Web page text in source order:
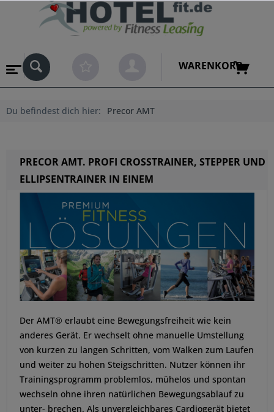
WARENKORB
Du befindest dich hier: Precor AMT
PRECOR AMT. PROFI CROSSTRAINER, STEPPER UND
ELLIPSENTRAINER IN EINEM
Der AMT® erlaubt eine Bewegungsfreiheit wie kein
anderes Gerät. Er wechselt ohne manuelle Umstellung
von kurzen zu langen Schritten, vom Walken zum Laufen
und weiter zu hohen Steigschritten. Nutzer können ihr
Trainingsprogramm problemlos, mühelos und spontan
wechseln ohne ihren natürlichen Bewegungsablauf zu
unter- brechen. Als unvergleichbares Cardiogerät bietet